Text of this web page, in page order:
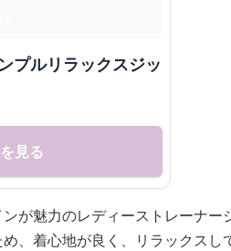
プルリラックスジッ
見る
が魅力のレディーストレーナ
、着心地が良く、リラックスし